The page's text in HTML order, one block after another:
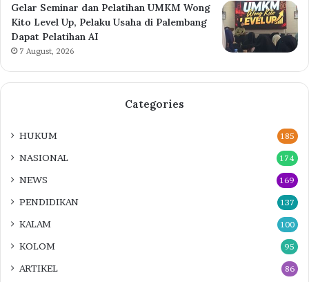
Gelar Seminar dan Pelatihan UMKM Wong
Kito Level Up, Pelaku Usaha di Palembang
Dapat Pelatihan AI
7 August, 2026
Categories
HUKUM 185
NASIONAL 174
NEWS 169
PENDIDIKAN 137
KALAM 100
KOLOM 95
ARTIKEL 86